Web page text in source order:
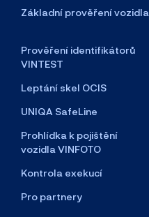
Základní prověření vozidla
Prověření identifikátorů
VINTEST
Leptání skel OCIS
UNIQA SafeLine
Prohlídka k pojištění
vozidla VINFOTO
Kontrola exekucí
Pro partnery